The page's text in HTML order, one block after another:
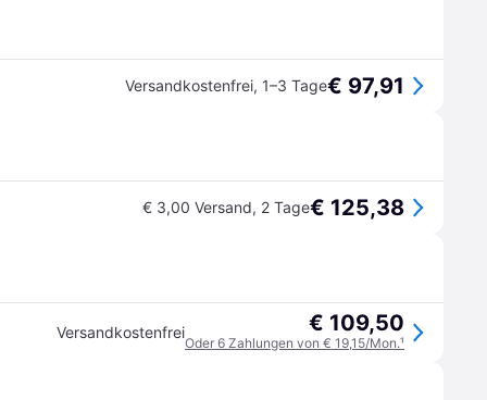
Versandkostenfrei, 1–3 Tage€ 97,91
€ 3,00 Versand, 2 Tage€ 125,38
Versandkostenfrei € 109,50
Oder 6 Zahlungen von € 19,15/Mon.¹